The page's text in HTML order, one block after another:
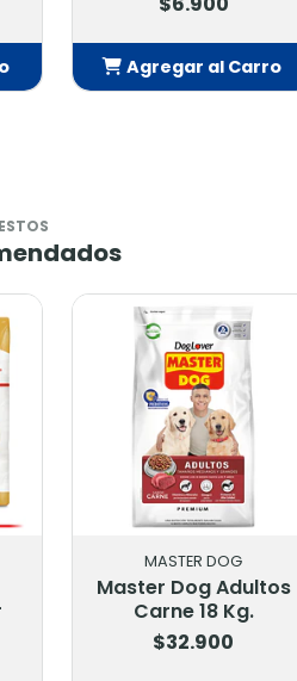
Agregar al Carro
MASTER DOG
Master Dog Adultos
Carne 18 Kg.
$32.900